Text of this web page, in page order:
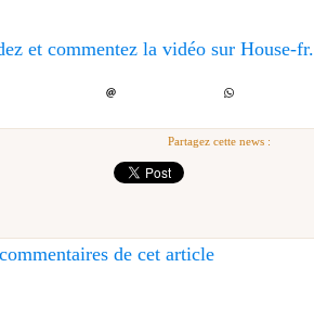
et commentez la vidéo sur House-
Partagez cette news :
de cet article